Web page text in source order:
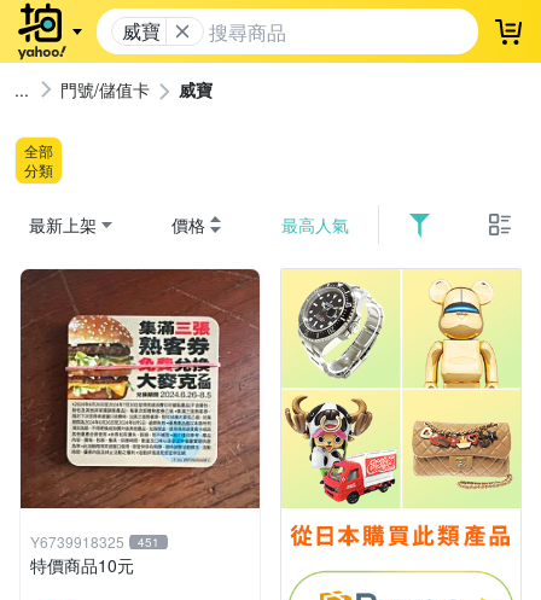
威寶 登
門號/儲值卡 威寶
全部
分類
最新上架 價格 最高人氣
Y6739918325 451
特價商品10元